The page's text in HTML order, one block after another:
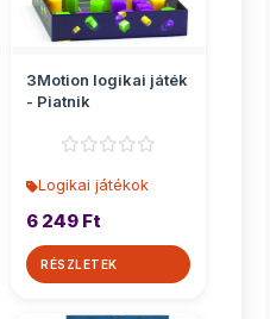
3Motion logikai játék
- Piatnik
Logikai játékok
6 249 Ft
RÉSZLETEK